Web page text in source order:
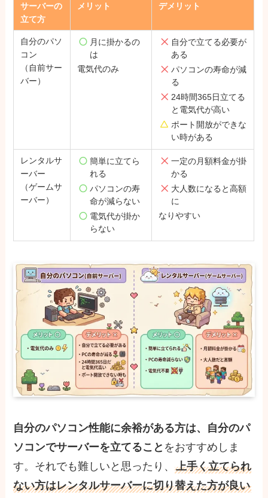
サーバーの
立て方
メリット デメリット
自分のパソ
コン
（自前サー
バー）
月に掛かるの
は
電気代のみ
自分で立てる必要が
ある
パソコンの寿命が減
る
24時間365日立てる
と電気代が高い
ポート開放ができな
い時がある
レンタルサ
ーバー
（ゲームサ
ーバー）
簡単に立てら
れる
パソコンの寿
命が減らない
電気代が掛か
らない
一定の月額料金が掛
かる
大人数になると高額
に
なりやすい
自分のパソコン性能に余裕がある方は、自分のパ
ソコンでサーバーを立てること をおすすめしま
す。それでも難しいと思ったり、上手く立てられ
ない方はレンタルサーバーに切り替えた方が良い